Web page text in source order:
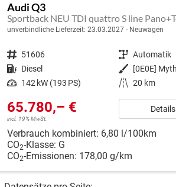
Audi Q3
unverbindliche Lieferzeit: 23.03.2027 Neuwagen
Fahrzeugnr. 51606 Getriebe Automatik
Kraftstoff Diesel Außenfarbe
Leistung 142 kW (193 PS) Kilometerstand 20 km
65.780,– €
incl. 19% MwSt.
Details
Verbrauch kombiniert: 6,80 l/100km
CO2-Klasse: G
CO2-Emissionen: 178,00 g/km